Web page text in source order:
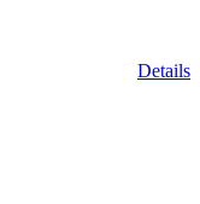
Details